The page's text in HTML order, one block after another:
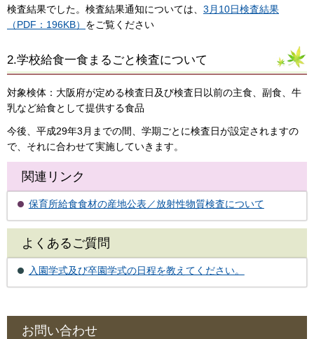
検査結果でした。検査結果通知については、 3月10日検査結果
（PDF：196KB） をご覧ください
2.学校給食一食まるごと検査について
対象検体：大阪府が定める検査日及び検査日以前の主食、副食、牛
乳など給食として提供する食品
今後、平成29年3月までの間、学期ごとに検査日が設定されますの
で、それに合わせて実施していきます。
関連リンク
保育所給食食材の産地公表／放射性物質検査について
よくあるご質問
入園学式及び卒園学式の日程を教えてください。
お問い合わせ